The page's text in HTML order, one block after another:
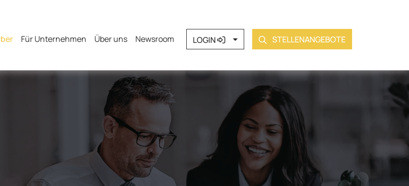
Für Unternehmen Über uns Newsroom LOGIN STELLENANGEBOTE